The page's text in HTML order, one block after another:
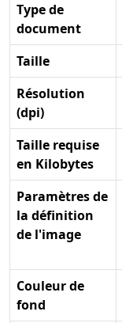
Type de
document
Taille
Résolution
(dpi)
Taille requise
en Kilobytes
Paramètres de
la définition
de l'image
Couleur de
fond